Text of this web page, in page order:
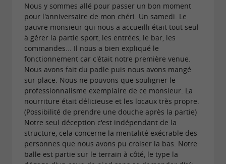
Nous y sommes allé pour passer un bon moment
pour l'anniversaire de mon chéri. Un samedi. Le
pauvre monsieur qui nous a accueilli était tout seul
à gérer la partie sport, les entrées, le bar, les
commandes... Il nous a bien expliqué le
fonctionnement car c'était notre première venue.
Nous avons fait du padle puis nous avons mangé
sur place. Nous ne pouvons que souligner le
professionnalisme exemplaire de ce monsieur. La
nourriture était délicieuse et les locaux très propre.
(Possibilité de prendre une douche après la partie)
Notre seul déception c'est indépendant de la
structure, cela concerne la mentalité exécrable des
personnes que nous avons pu croiser la bas. Notre
balle est partie sur le terrain à côté, le type la